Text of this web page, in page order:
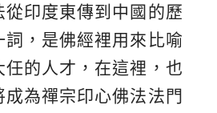
印度東傳到中國的歷
，是佛經裡用來比喻
任的人才，在這裡，也
為禪宗印心佛法法門